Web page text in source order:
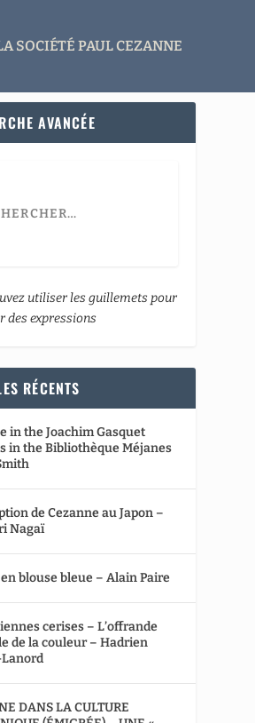
SOCIÉTÉ PAUL CEZANNE
AVANCÉE
utiliser les guillemets pour
des expressions
RÉCENTS
in the Joachim Gasquet
in the Bibliothèque Méjanes
de Cezanne au Japon –
Nagaï
blouse bleue – Alain Paire
cerises – L’offrande
de la couleur – Hadrien
DANS LA CULTURE